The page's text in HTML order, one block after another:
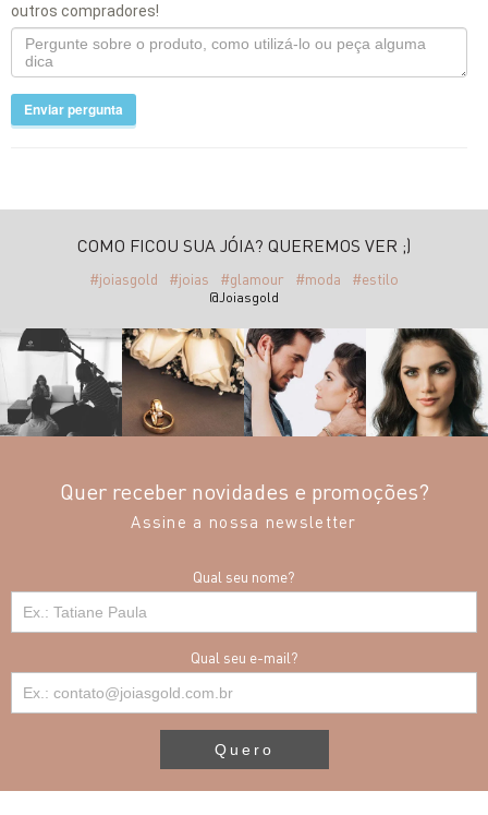
outros compradores!
Enviar pergunta
COMO FICOU SUA JÓIA? QUEREMOS VER ;)
#joiasgold #joias #glamour #moda #estilo
@Joiasgold
Quer receber novidades e promoções?
Assine a nossa newsletter
Qual seu nome?
Qual seu e-mail?
Quero